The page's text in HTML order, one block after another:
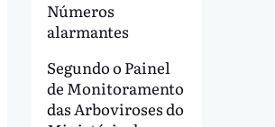
Números
alarmantes
Segundo o Painel
de Monitoramento
das Arboviroses do